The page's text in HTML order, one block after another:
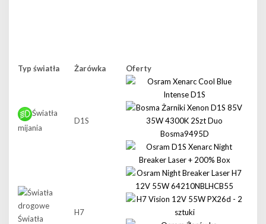
Typ światła Żarówka Oferty
Światła
mijania
D1S
Światła
H7